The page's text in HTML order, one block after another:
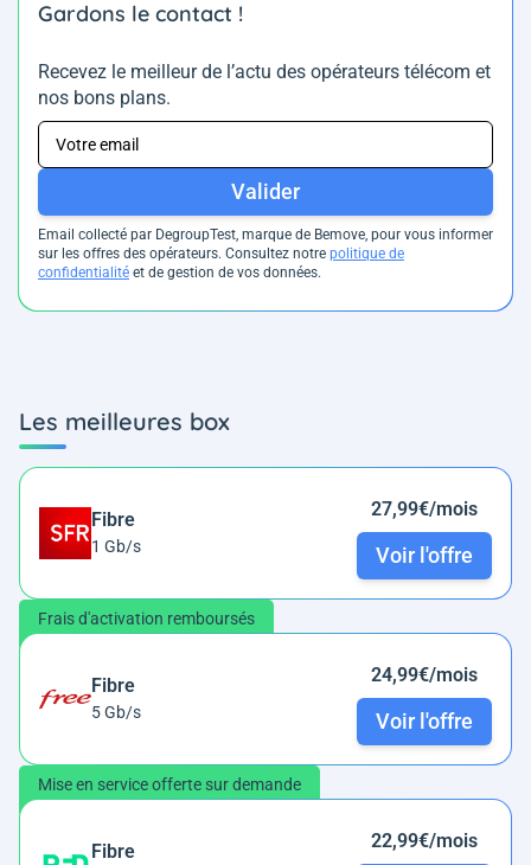
Gardons le contact !
Recevez le meilleur de l’actu des opérateurs télécom et
nos bons plans.
Valider
Email collecté par DegroupTest, marque de Bemove, pour vous informer
sur les offres des opérateurs. Consultez notre politique de
confidentialité et de gestion de vos données.
Les meilleures box
Fibre
1 Gb/s
27,99€/mois
Voir l'offre
Frais d'activation remboursés
Fibre
5 Gb/s
24,99€/mois
Voir l'offre
Mise en service offerte sur demande
Fibre 22,99€/mois